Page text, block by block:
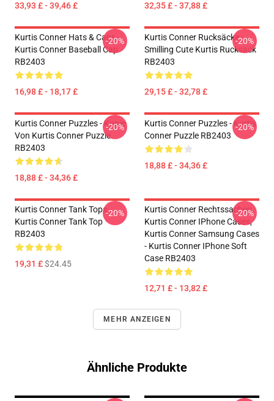
33,93 £ - 39,46 £ 32,35 £ - 37,88 £
Kurtis Conner Hats & Caps -
Kurtis Conner Baseball Cap
RB2403
16,98 £ - 18,17 £
-20%
Kurtis Conner Rucksäcke -
Smilling Cute Kurtis Rucksack
RB2403
29,15 £ - 32,78 £
-20%
Kurtis Conner Puzzles - Kopie
Von Kurtis Conner Puzzle
RB2403
18,88 £ - 34,36 £
-20%
Kurtis Conner Puzzles - Kurtis
Conner Puzzle RB2403
18,88 £ - 34,36 £
-20%
Kurtis Conner Tank Tops -
Kurtis Conner Tank Top
RB2403
19,31 £$24.45
-20%
Kurtis Conner Rechtssachen
Kurtis Conner IPhone Cases,
Kurtis Conner Samsung Cases
- Kurtis Conner IPhone Soft
Case RB2403
12,71 £ - 13,82 £
-20%
MEHR ANZEIGEN
Ähnliche Produkte